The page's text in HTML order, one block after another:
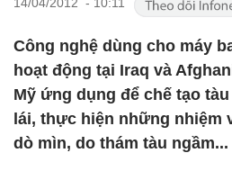
Công nghệ dùng cho máy
hoạt động tại Iraq và
Mỹ ứng dụng để chế tạo
lái, thực hiện những nhiệm
dò mìn, do thám tàu ngầm...